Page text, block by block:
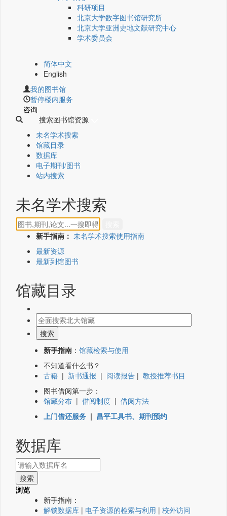
科研项目
北京大学数字图书馆研究所
北京大学亚洲史地文献研究中心
学术委员会
简体中文
English
我的图书馆
暂停楼内服务
咨询
搜索图书馆资源
未名学术搜索
馆藏目录
数据库
电子期刊/图书
站内搜索
未名学术搜索
新手指南： 未名学术搜索使用指南
最新资源
最新到馆图书
馆藏目录
新手指南 ： 馆藏检索与使用
不知道看什么书？
古籍 | 新书通报 | 阅读报告 | 教授推荐书目
图书借阅第一步：
馆藏分布 | 借阅制度 | 借阅方法
上门借还服务 | 昌平工具书、期刊预约
数据库
浏览
新手指南：
解锁数据库 | 电子资源的检索与利用 | 校外访问